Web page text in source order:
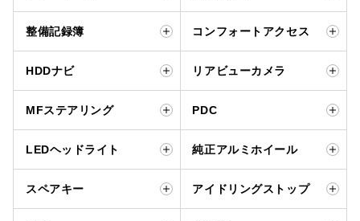
整備記録簿 コンフォートアクセス
HDDナビ リアビューカメラ
MFステアリング PDC
LEDヘッドライト 純正アルミホイール
スペアキー アイドリングストップ